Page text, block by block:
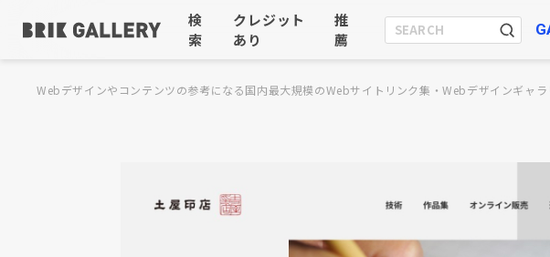
検
索
クレジット
あり
推
薦
Webデザインやコンテンツの参考になる国内最大規模のWebサイトリンク集・Webデザインギャラ